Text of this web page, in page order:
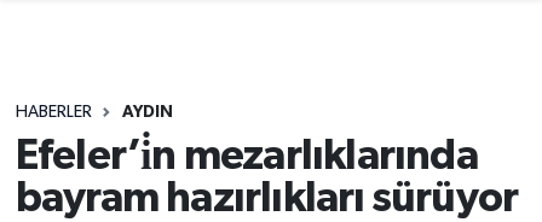
HABERLER AYDIN
Efeler’i̇n mezarlıklarında
bayram hazırlıkları sürüyor
Haber Arşivi